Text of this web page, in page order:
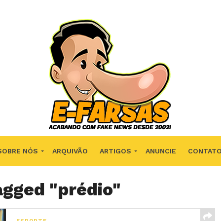
NÓS ARQUIVÃO ARTIGOS ANUNCIE CONTATO
"prédio"